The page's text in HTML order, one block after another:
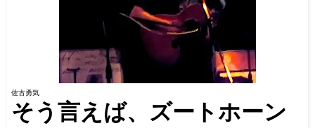
佐古勇気
そう言えば、ズートホーン